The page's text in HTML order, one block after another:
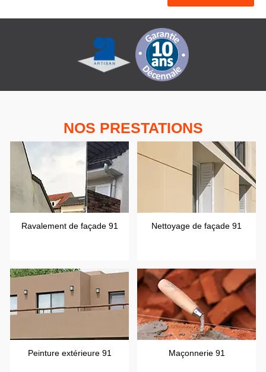
NOS PRESTATIONS
Ravalement de façade 91 Nettoyage de façade 91
Peinture extérieure 91 Maçonnerie 91